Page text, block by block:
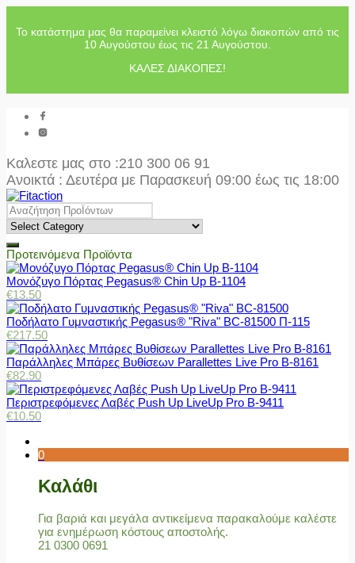
Το κατάστημα μας θα παραμείνει κλειστό λόγω διακοπών από τις
10 Αυγούστου έως τις 21 Αυγούστου.
ΚΑΛΕΣ ΔΙΑΚΟΠΕΣ!
Καλεστε μας στο :210 300 06 91
Ανοικτά : Δευτέρα με Παρασκευή 09:00 έως τις 18:00
Προτεινόμενα Προϊόντα
Μονόζυγο Πόρτας Pegasus® Chin Up Β-1104
€13.50
Ποδήλατο Γυμναστικής Pegasus® "Riva" BC-81500 Π-115
€217.50
Παράλληλες Μπάρες Βυθίσεων Parallettes Live Pro Β-8161
€82.90
Περιστρεφόμενες Λαβές Push Up LiveUp Pro Β-9411
€10.50
0
Καλάθι
Για βαριά και μεγάλα αντικείμενα παρακαλούμε καλέστε
για ενημέρωση κόστους αποστολής.
21 0300 0691